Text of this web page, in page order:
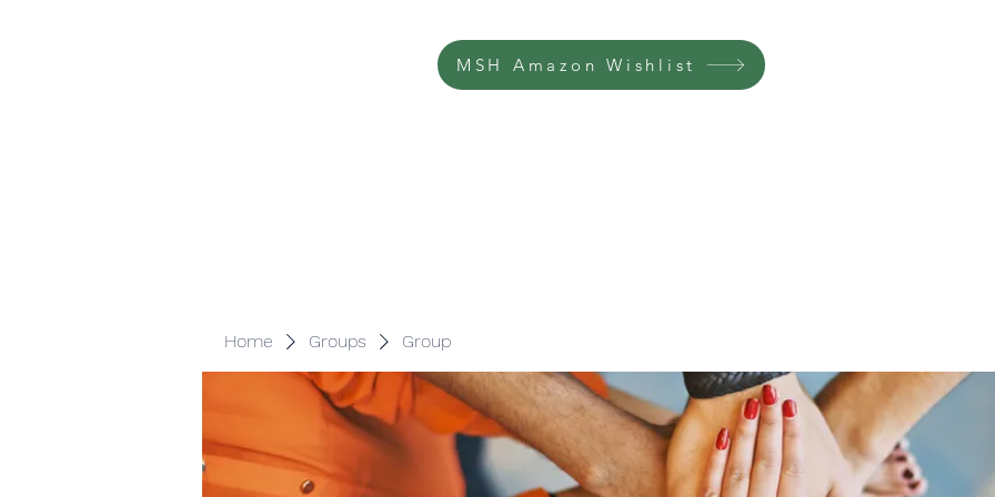
MSH Amazon Wishlist
Home Groups Group